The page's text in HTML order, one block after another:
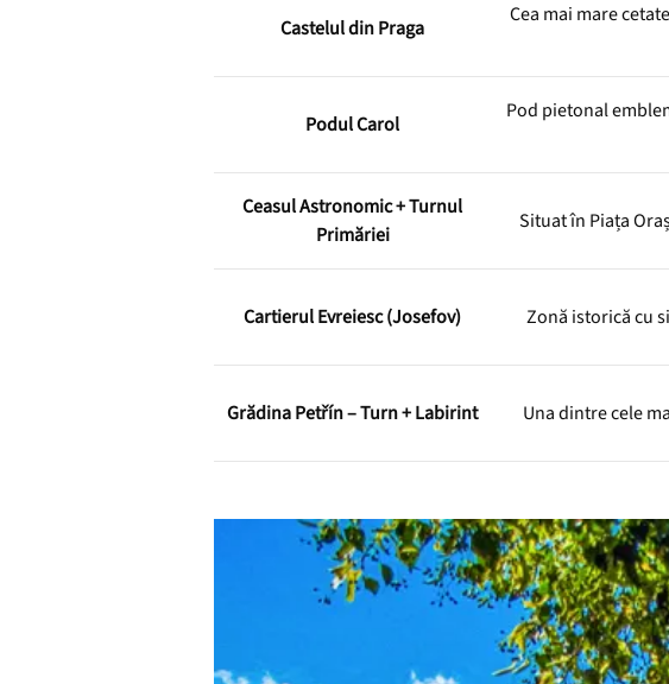
Castelul din Praga
Cea mai mare
Podul Carol
Pod pietonal
Ceasul Astronomic + Turnul
Primăriei
Situat în Piața
Cartierul Evreiesc (Josefov) Zonă istorică cu
Grădina Petřín – Turn + Labirint Una dintre cele